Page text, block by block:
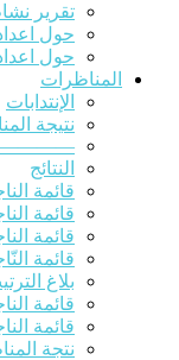
تقرير نشاط
حول اعداد
حول اعداد
المناظرات
الإنتدابات
نتيجة
النتائج
قائمة
قائمة
قائمة
قائمة
بلاغ
قائمة
قائمة
نتجة